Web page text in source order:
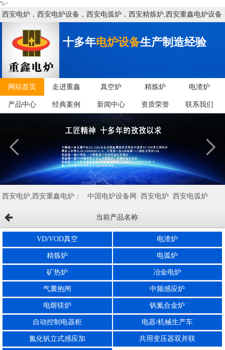
%>
西安电炉，西安电炉设备，西安电弧炉，西安精炼炉,西安重鑫电炉设备
有限公司
十多年电炉设备生产制造经验
网站首页 走进重鑫 真空炉 精炼炉 电渣炉
产品中心 经典案例 新闻中心 资质荣誉 联系我们
西安电炉,西安重鑫电炉： 中国电炉设备网 西安电炉 西安电弧炉
西安矿热炉 西安电炉设备
西安电渣炉 西安刚玉炉
当前产品名称
VD/VOD真空 电渣炉
精炼炉 电弧炉
矿热炉 冶金电炉
气囊抱闸 中频感应炉
电熔镁炉 钒氮合金炉
自动控制电器柜 电器/机械生产车
氮化钒立式感应加 共用变压器双并联